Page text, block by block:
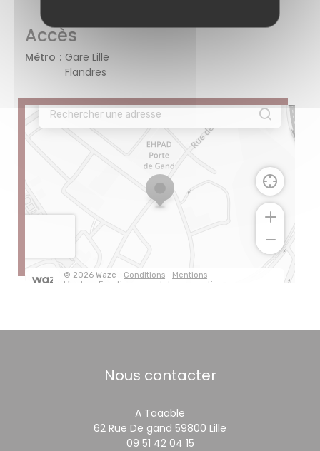
Accès
Métro
Gare Lille
Flandres
Nous contacter
A Taaable
62 Rue De gand 59800 Lille
09 51 42 04 15